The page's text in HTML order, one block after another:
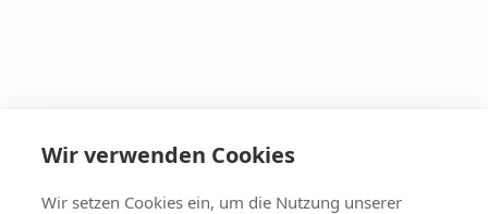
Wir verwenden Cookies
Wir setzen Cookies ein, um die Nutzung unserer
Wir verwenden Cookies
Wir setzen Cookies ein, um die Nutzung unserer